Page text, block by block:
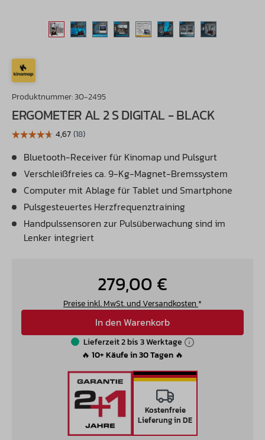
Produktnummer:30-2495
ERGOMETER AL 2 S DIGITAL - BLACK
Bluetooth-Receiver für Kinomap und Pulsgurt
Verschleißfreies ca. 9-Kg-Magnet-Bremssystem
Computer mit Ablage für Tablet und Smartphone
Pulsgesteuertes Herzfrequenztraining
Handpulssensoren zur Pulsüberwachung sind im
Lenker integriert
Kostenfreie
Lieferung in DE
279,00 €
Preise inkl. MwSt. und Versandkosten*
In den Warenkorb
Lieferzeit 2 bis 3 Werktage
🔥 10+ Käufe in 30 Tagen 🔥